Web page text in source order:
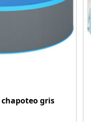
chapoteo gris